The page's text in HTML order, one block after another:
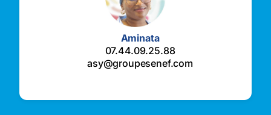
Aminata
07.44.09.25.88
asy@groupesenef.com